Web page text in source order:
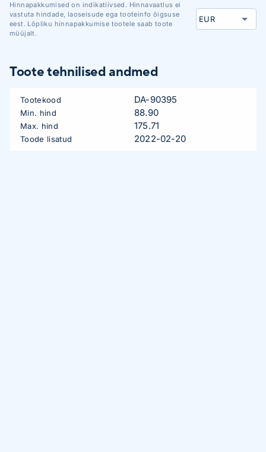
Hinnapakkumised on indikatiivsed. Hinnavaatlus ei
vastuta hindade, laoseisude ega tooteinfo õigsuse
eest. Lõpliku hinnapakkumise tootele saab toote
müüjalt.
Toote tehnilised andmed
Tootekood DA-90395
Min. hind 88.90
Max. hind 175.71
Toode lisatud 2022-02-20